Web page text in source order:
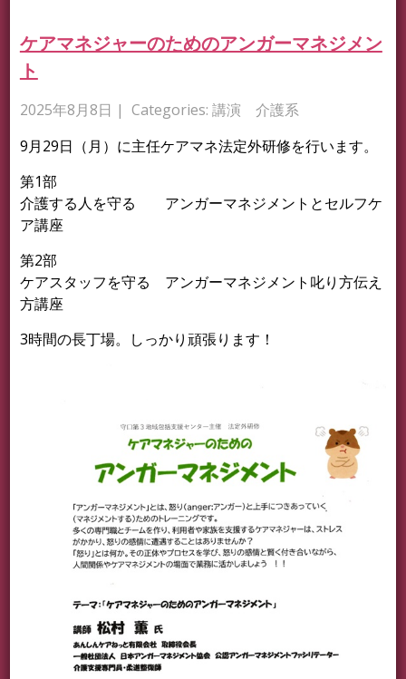
ケアマネジャーのためのアンガーマネジメン
ト
2025年8月8日 | Categories: 講演 介護系
9月29日（月）に主任ケアマネ法定外研修を行います。
第1部
介護する人を守る アンガーマネジメントとセルフケ
ア講座
第2部
ケアスタッフを守る アンガーマネジメント叱り方伝え
方講座
3時間の長丁場。しっかり頑張ります！